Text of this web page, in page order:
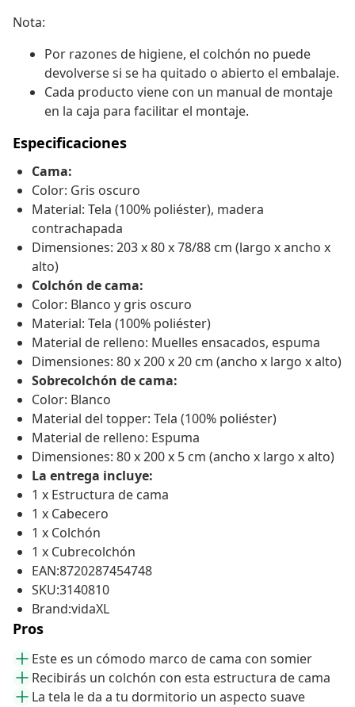
Nota:
Por razones de higiene, el colchón no puede
devolverse si se ha quitado o abierto el embalaje.
Cada producto viene con un manual de montaje
en la caja para facilitar el montaje.
Especificaciones
Cama:
Color: Gris oscuro
Material: Tela (100% poliéster), madera
contrachapada
Dimensiones: 203 x 80 x 78/88 cm (largo x ancho x
alto)
Colchón de cama:
Color: Blanco y gris oscuro
Material: Tela (100% poliéster)
Material de relleno: Muelles ensacados, espuma
Dimensiones: 80 x 200 x 20 cm (ancho x largo x alto)
Sobrecolchón de cama:
Color: Blanco
Material del topper: Tela (100% poliéster)
Material de relleno: Espuma
Dimensiones: 80 x 200 x 5 cm (ancho x largo x alto)
La entrega incluye:
1 x Estructura de cama
1 x Cabecero
1 x Colchón
1 x Cubrecolchón
EAN:8720287454748
SKU:3140810
Brand:vidaXL
Pros
Este es un cómodo marco de cama con somier
Recibirás un colchón con esta estructura de cama
La tela le da a tu dormitorio un aspecto suave